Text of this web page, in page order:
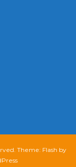
Theme: Flash by